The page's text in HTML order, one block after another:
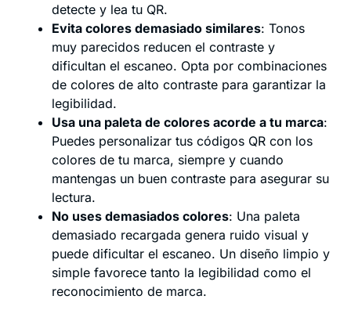
detecte y lea tu QR.
Evita colores demasiado similares: Tonos
muy parecidos reducen el contraste y
dificultan el escaneo. Opta por combinaciones
de colores de alto contraste para garantizar la
legibilidad.
Usa una paleta de colores acorde a tu marca:
Puedes personalizar tus códigos QR con los
colores de tu marca, siempre y cuando
mantengas un buen contraste para asegurar su
lectura.
No uses demasiados colores: Una paleta
demasiado recargada genera ruido visual y
puede dificultar el escaneo. Un diseño limpio y
simple favorece tanto la legibilidad como el
reconocimiento de marca.